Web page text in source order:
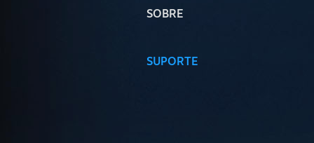
SOBRE
SUPORTE